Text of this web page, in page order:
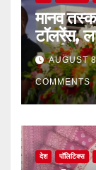
मानव
टॉलरेंस,
पुनर्वास
AUGUST
COMMENTS
देश पॉलिटिक्स